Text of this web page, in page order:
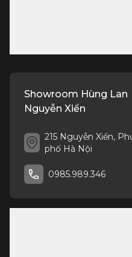
Showroom Hùng Lan
Nguyễn Xiển
215 Nguyễn Xiển,
phố Hà Nội
0985.989.346